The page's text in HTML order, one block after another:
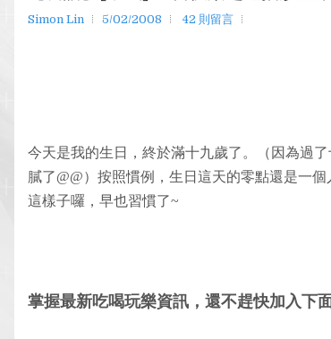
Simon Lin 5/02/2008 42 則留言
今天是我的生日，終於滿十九歲了。（因為過
膩了@@）按照慣例，生日這天的零點還是一
這樣子囉，早也習慣了~
掌握最新吃喝玩樂資訊，還不趕快加入下